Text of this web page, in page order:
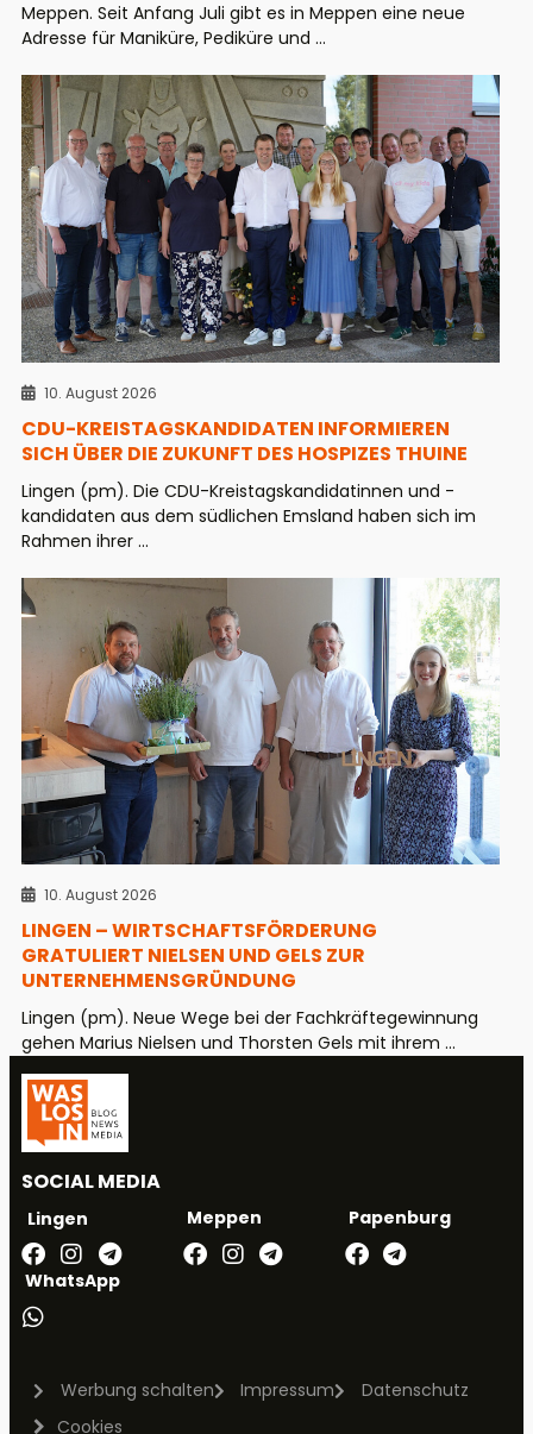
Meppen. Seit Anfang Juli gibt es in Meppen eine neue
Adresse für Maniküre, Pediküre und ...
10. August 2026
CDU-KREISTAGSKANDIDATEN INFORMIEREN
SICH ÜBER DIE ZUKUNFT DES HOSPIZES THUINE
Lingen (pm). Die CDU-Kreistagskandidatinnen und -
kandidaten aus dem südlichen Emsland haben sich im
Rahmen ihrer ...
10. August 2026
LINGEN – WIRTSCHAFTSFÖRDERUNG
GRATULIERT NIELSEN UND GELS ZUR
UNTERNEHMENSGRÜNDUNG
Lingen (pm). Neue Wege bei der Fachkräftegewinnung
gehen Marius Nielsen und Thorsten Gels mit ihrem ...
SOCIAL MEDIA
Lingen Meppen Papenburg
WhatsApp
Werbung schalten Impressum
Datenschutz
Cookies